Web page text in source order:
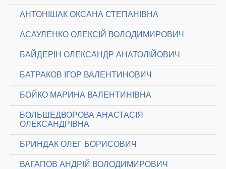
АНТОНІШАК ОКСАНА СТЕПАНІВНА
АСАУЛЕНКО ОЛЕКСІЙ ВОЛОДИМИРОВИЧ
БАЙДЕРІН ОЛЕКСАНДР АНАТОЛІЙОВИЧ
БАТРАКОВ ІГОР ВАЛЕНТИНОВИЧ
БОЙКО МАРИНА ВАЛЕНТИНІВНА
БОЛЬШЕДВОРОВА АНАСТАСІЯ
ОЛЕКСАНДРІВНА
БРИНДАК ОЛЕГ БОРИСОВИЧ
ВАГАПОВ АНДРІЙ ВОЛОДИМИРОВИЧ